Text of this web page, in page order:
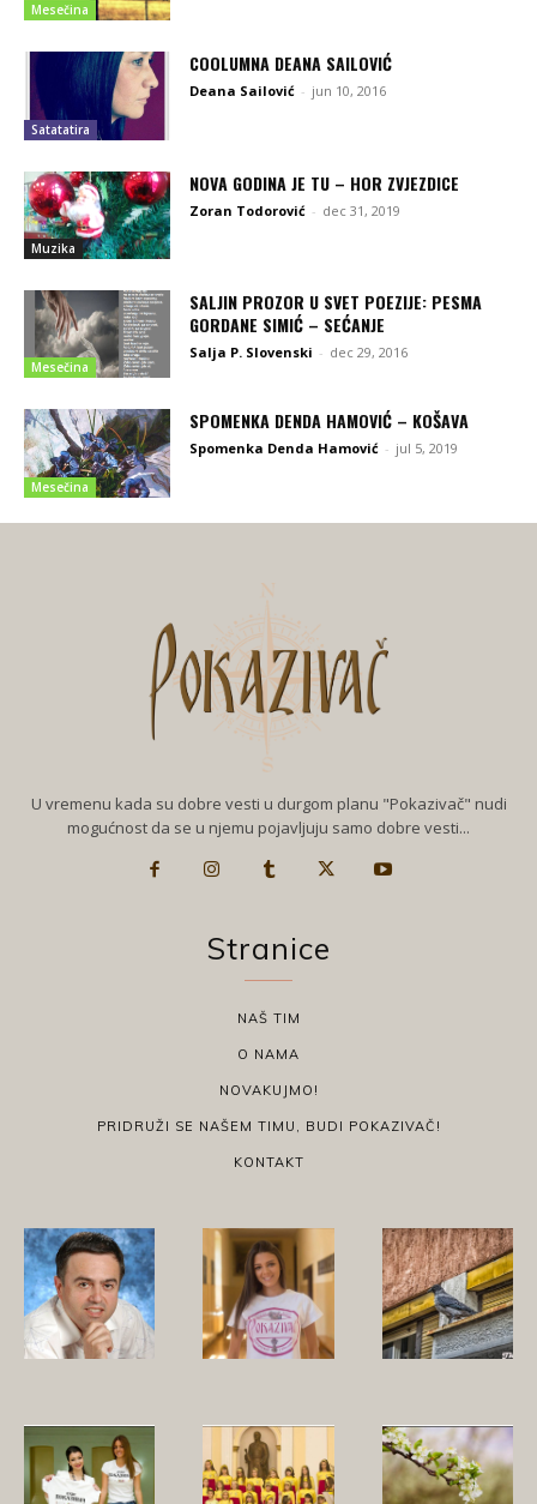
Mesečina
Satatatira
COOLUMNA DEANA SAILOVIĆ
Deana Sailović - jun 10, 2016
Muzika
NOVA GODINA JE TU – HOR ZVJEZDICE
Zoran Todorović - dec 31, 2019
Mesečina
SALJIN PROZOR U SVET POEZIJE: PESMA
GORDANE SIMIĆ – SEĆANJE
Salja P. Slovenski - dec 29, 2016
Mesečina
SPOMENKA DENDA HAMOVIĆ – KOŠAVA
Spomenka Denda Hamović - jul 5, 2019
U vremenu kada su dobre vesti u durgom planu "Pokazivač" nudi
mogućnost da se u njemu pojavljuju samo dobre vesti...
Stranice
NAŠ TIM
O NAMA
NOVAKUJMO!
PRIDRUŽI SE NAŠEM TIMU, BUDI POKAZIVAČ!
KONTAKT